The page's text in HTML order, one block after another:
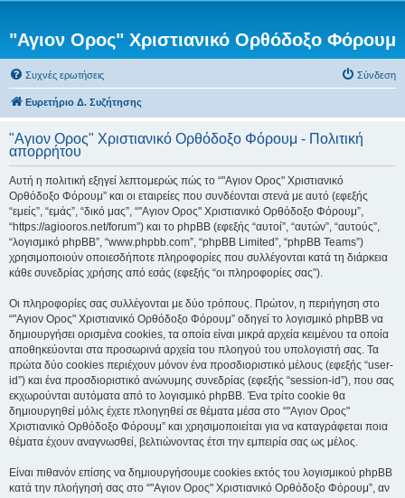
"Αγιον Ορος" Χριστιανικό Ορθόδοξο Φόρουμ
Συχνές ερωτήσεις Σύνδεση
Ευρετήριο Δ. Συζήτησης
"Αγιον Ορος" Χριστιανικό Ορθόδοξο Φόρουμ - Πολιτική
απορρήτου
Αυτή η πολιτική εξηγεί λεπτομερώς πώς το “"Αγιον Ορος" Χριστιανικό
Ορθόδοξο Φόρουμ” και οι εταιρείες που συνδέονται στενά με αυτό (εφεξής
“εμείς”, “εμάς”, “δικό μας”, “"Αγιον Ορος" Χριστιανικό Ορθόδοξο Φόρουμ”,
“https://agiooros.net/forum”) και το phpBB (εφεξής “αυτοί”, “αυτών”, “αυτούς”,
“λογισμικό phpBB”, “www.phpbb.com”, “phpBB Limited”, “phpBB Teams”)
χρησιμοποιούν οποιεσδήποτε πληροφορίες που συλλέγονται κατά τη διάρκεια
κάθε συνεδρίας χρήσης από εσάς (εφεξής “οι πληροφορίες σας”).
Οι πληροφορίες σας συλλέγονται με δύο τρόπους. Πρώτον, η περιήγηση στο
“"Αγιον Ορος" Χριστιανικό Ορθόδοξο Φόρουμ” οδηγεί το λογισμικό phpBB να
δημιουργήσει ορισμένα cookies, τα οποία είναι μικρά αρχεία κειμένου τα οποία
αποθηκεύονται στα προσωρινά αρχεία του πλοηγού του υπολογιστή σας. Τα
πρώτα δύο cookies περιέχουν μόνον ένα προσδιοριστικό μέλους (εφεξής “user-
id”) και ένα προσδιοριστικό ανώνυμης συνεδρίας (εφεξής “session-id”), που σας
εκχωρούνται αυτόματα από το λογισμικό phpBB. Ένα τρίτο cookie θα
δημιουργηθεί μόλις έχετε πλοηγηθεί σε θέματα μέσα στο “"Αγιον Ορος"
Χριστιανικό Ορθόδοξο Φόρουμ” και χρησιμοποιείται για να καταγράφεται ποια
θέματα έχουν αναγνωσθεί, βελτιώνοντας έτσι την εμπειρία σας ως μέλος.
Είναι πιθανόν επίσης να δημιουργήσουμε cookies εκτός του λογισμικού phpBB
κατά την πλοήγησή σας στο “"Αγιον Ορος" Χριστιανικό Ορθόδοξο Φόρουμ”, αν